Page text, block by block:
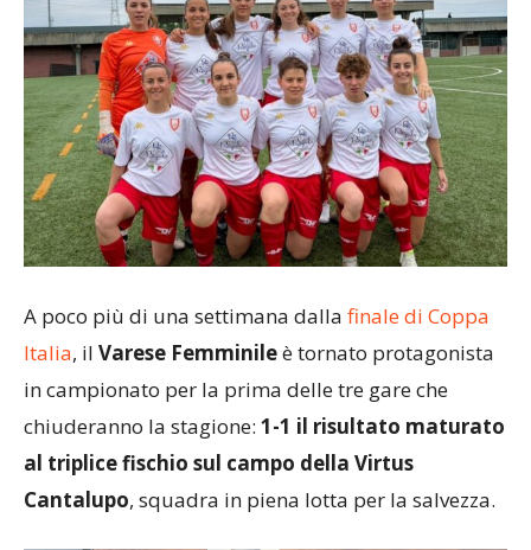
A poco più di una settimana dalla finale di Coppa
Italia, il Varese Femminileè tornato protagonista
in campionato per la prima delle tre gare che
chiuderanno la stagione: 1-1 il risultato maturato
al triplice fischio sul campo della Virtus
Cantalupo, squadra in piena lotta per la salvezza.